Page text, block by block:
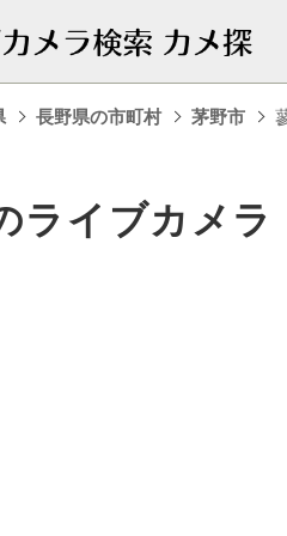
長野県の市町村 茅野市
ライブカメラ